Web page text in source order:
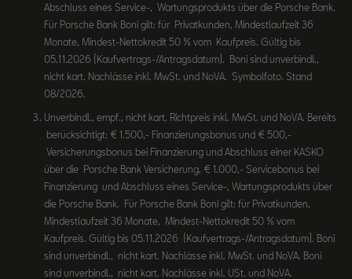
Abschluss eines Service-, Wartungsprodukts über die Porsche Bank.
Für Porsche Bank Boni gilt: für Privatkunden, Mindestlaufzeit 36
Monate, Mindest-Nettokredit 50 % vom Kaufpreis. Gültig bis
05.11.2026 (Kaufvertrags-/Antragsdatum). Boni sind unverbindl.,
nicht kart. Nachlässe inkl. MwSt. und NoVA. Symbolfoto. Stand
08/2026.
Unverbindl., empf., nicht kart. Richtpreis inkl. MwSt. und NoVA. Bereits
berücksichtigt: € 1.500,- Finanzierungsbonus und € 500,-
Versicherungsbonus bei Finanzierung und Abschluss einer KASKO
über die Porsche Bank Versicherung, € 1.000,- Servicebonus bei
Finanzierung und Abschluss eines Service-, Wartungsprodukts über
die Porsche Bank. Für Porsche Bank Boni gilt: für Privatkunden,
Mindestlaufzeit 36 Monate, Mindest-Nettokredit 50 % vom
Kaufpreis. Gültig bis 05.11.2026 (Kaufvertrags-/Antragsdatum). Boni
sind unverbindl., nicht kart. Nachlässe inkl. MwSt. und NoVA. Boni
sind unverbindl., nicht kart. Nachlässe inkl. USt. und NoVA.